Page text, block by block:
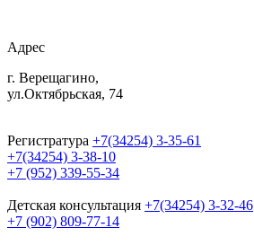
Адрес
г. Верещагино,
ул.Октябрьская, 74
Регистратура +7(34254) 3-35-61
+7(34254) 3-38-10
+7 (952) 339-55-34
Детская консультация +7(34254) 3-32-46
+7 (902) 809-77-14